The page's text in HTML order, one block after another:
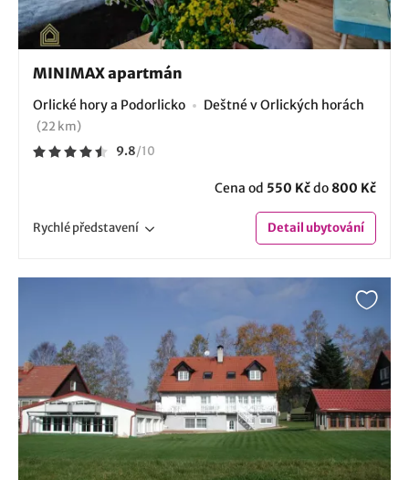
MINIMAX apartmán
Orlické hory a Podorlicko Deštné v Orlických horách
(22 km)
9.8/10
Cena od 550 Kčdo 800 Kč
Rychlépředstavení Detailubytování